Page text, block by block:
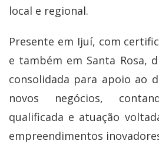
local e regional.
Presente em Ijuí, com
e também em Santa Rosa,
consolidada para apoio ao
novos negócios,
qualificada e atuação
empreendimentos